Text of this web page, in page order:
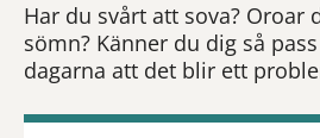
Har du svårt att sova? Oroar
sömn? Känner du dig så
dagarna att det blir ett